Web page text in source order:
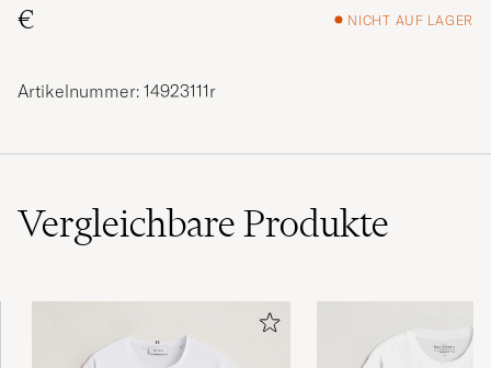
€
NICHT AUF LAGER
Artikelnummer: 14923111r
VergleichbareProdukte